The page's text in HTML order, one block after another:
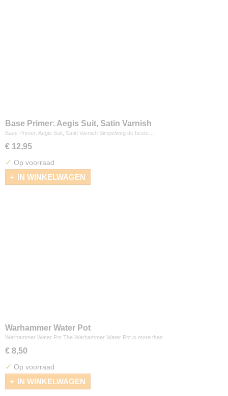
Base Primer: Aegis Suit, Satin Varnish
Base Primer: Aegis Suit, Satin Varnish Simpelweg de beste…
€ 12,95
✓ Op voorraad
IN WINKELWAGEN
Warhammer Water Pot
Warhammer Water Pot The Warhammer Water Pot is more than…
€ 8,50
✓ Op voorraad
IN WINKELWAGEN